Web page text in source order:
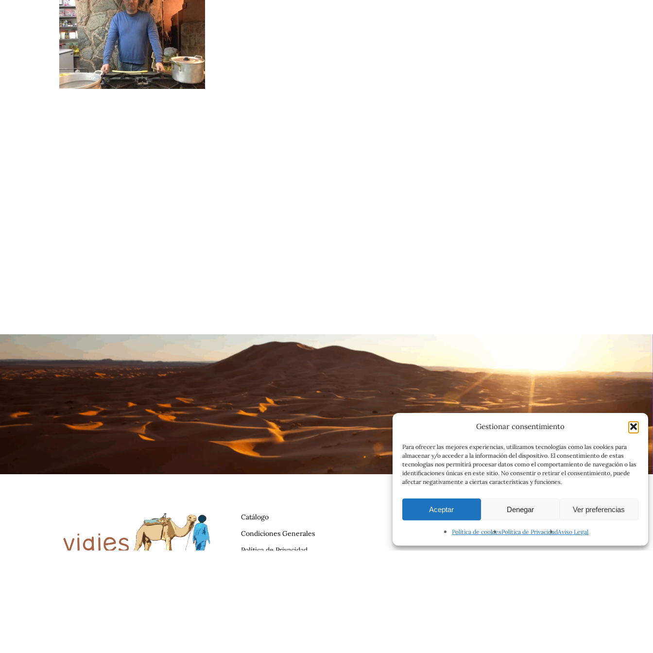
Gestionar consentimiento
Para ofrecer las mejores experiencias, utilizamos tecnologías como las cookies para
almacenar y/o acceder a la información del dispositivo. El consentimiento de estas
tecnologías nos permitirá procesar datos como el comportamiento de navegación o las
identificaciones únicas en este sitio. No consentir o retirar el consentimiento, puede
afectar negativamente a ciertas características y funciones.
Aceptar Denegar Ver preferencias
Política de cookiesPolítica de PrivacidadAviso Legal
Catálogo
Condiciones Generales
Política de Privacidad